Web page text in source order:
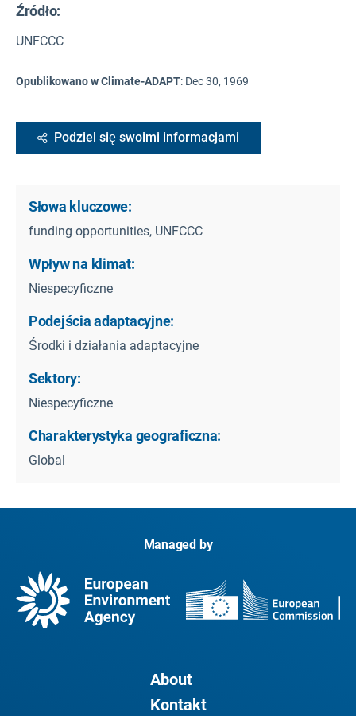
Źródło:
UNFCCC
Opublikowano w Climate-ADAPT: Dec 30, 1969
Podziel się swoimi informacjami
Słowa kluczowe:
funding opportunities, UNFCCC
Wpływ na klimat:
Niespecyficzne
Podejścia adaptacyjne:
Środki i działania adaptacyjne
Sektory:
Niespecyficzne
Charakterystyka geograficzna:
Global
Managed by
About
Kontakt